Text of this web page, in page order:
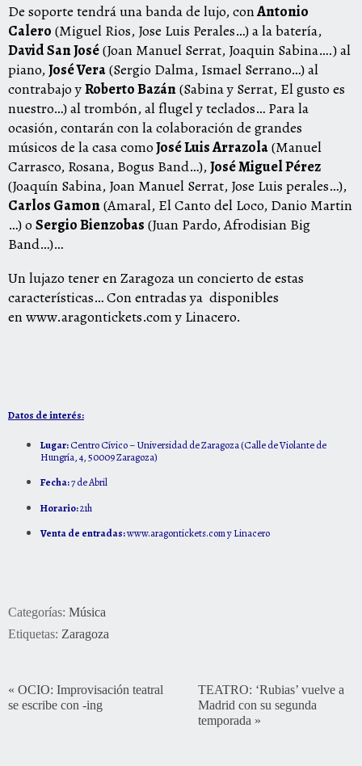
De soporte tendrá una banda de lujo, conAntonio
Calero (Miguel Rios, Jose Luis Perales…) a la batería,
David San José(Joan Manuel Serrat, Joaquin Sabina….) al
piano,José Vera(Sergio Dalma, Ismael Serrano…) al
contrabajo yRoberto Bazán(Sabina y Serrat, El gusto es
nuestro…) al trombón, al flugel y teclados… Para la
ocasión, contarán con la colaboración de grandes
músicos de la casa comoJosé Luis Arrazola(Manuel
Carrasco, Rosana, Bogus Band…),José Miguel Pérez
(Joaquín Sabina, Joan Manuel Serrat, Jose Luis perales…),
Carlos Gamon(Amaral, El Canto del Loco, Danio Martin
…) o Sergio Bienzobas (Juan Pardo, Afrodisian Big
Band…)…
Un lujazo tener en Zaragoza un concierto de estas
características… Con entradas ya disponibles
enwww.aragontickets.comy Linacero.
Datos de interés:
Lugar:Centro Cívico – Universidad de Zaragoza (Calle de Violante de
Hungría, 4, 50009 Zaragoza)
Fecha:7 de Abril
Horario:21h
Venta de entradas:www.aragontickets.comy Linacero
Categorías: Música
Etiquetas: Zaragoza
« OCIO: Improvisación teatral
se escribe con -ing
TEATRO: ‘Rubias’ vuelve a
Madrid con su segunda
temporada »